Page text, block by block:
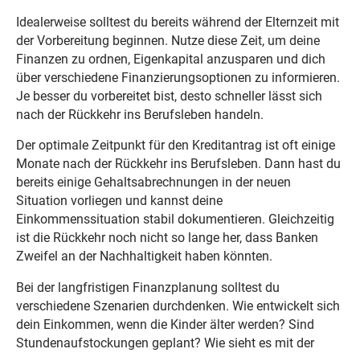
Idealerweise solltest du bereits während der Elternzeit mit
der Vorbereitung beginnen. Nutze diese Zeit, um deine
Finanzen zu ordnen, Eigenkapital anzusparen und dich
über verschiedene Finanzierungsoptionen zu informieren.
Je besser du vorbereitet bist, desto schneller lässt sich
nach der Rückkehr ins Berufsleben handeln.
Der optimale Zeitpunkt für den Kreditantrag ist oft einige
Monate nach der Rückkehr ins Berufsleben. Dann hast du
bereits einige Gehaltsabrechnungen in der neuen
Situation vorliegen und kannst deine
Einkommenssituation stabil dokumentieren. Gleichzeitig
ist die Rückkehr noch nicht so lange her, dass Banken
Zweifel an der Nachhaltigkeit haben könnten.
Bei der langfristigen Finanzplanung solltest du
verschiedene Szenarien durchdenken. Wie entwickelt sich
dein Einkommen, wenn die Kinder älter werden? Sind
Stundenaufstockungen geplant? Wie sieht es mit der